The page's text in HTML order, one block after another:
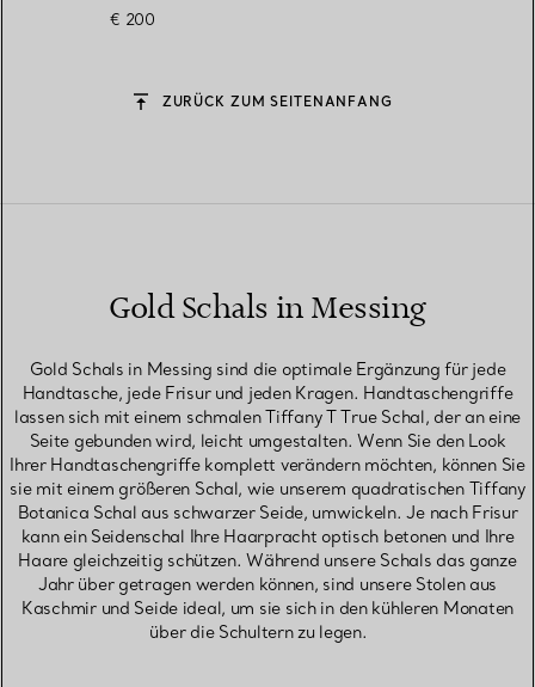
€ 200
ZURÜCK ZUM SEITENANFANG
Gold Schals in Messing
Gold Schals in Messing sind die optimale Ergänzung für jede
Handtasche, jede Frisur und jeden Kragen. Handtaschengriffe
lassen sich mit einem schmalen Tiffany T True Schal, der an eine
Seite gebunden wird, leicht umgestalten. Wenn Sie den Look
Ihrer Handtaschengriffe komplett verändern möchten, können Sie
sie mit einem größeren Schal, wie unserem quadratischen Tiffany
Botanica Schal aus schwarzer Seide, umwickeln. Je nach Frisur
kann ein Seidenschal Ihre Haarpracht optisch betonen und Ihre
Haare gleichzeitig schützen. Während unsere Schals das ganze
Jahr über getragen werden können, sind unsere Stolen aus
Kaschmir und Seide ideal, um sie sich in den kühleren Monaten
über die Schultern zu legen.